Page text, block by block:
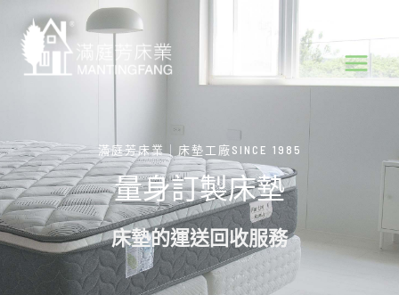
容
Menu
滿庭芳床業｜床墊工廠SINCE 1985
量身訂製床墊
床墊的運送回收服務